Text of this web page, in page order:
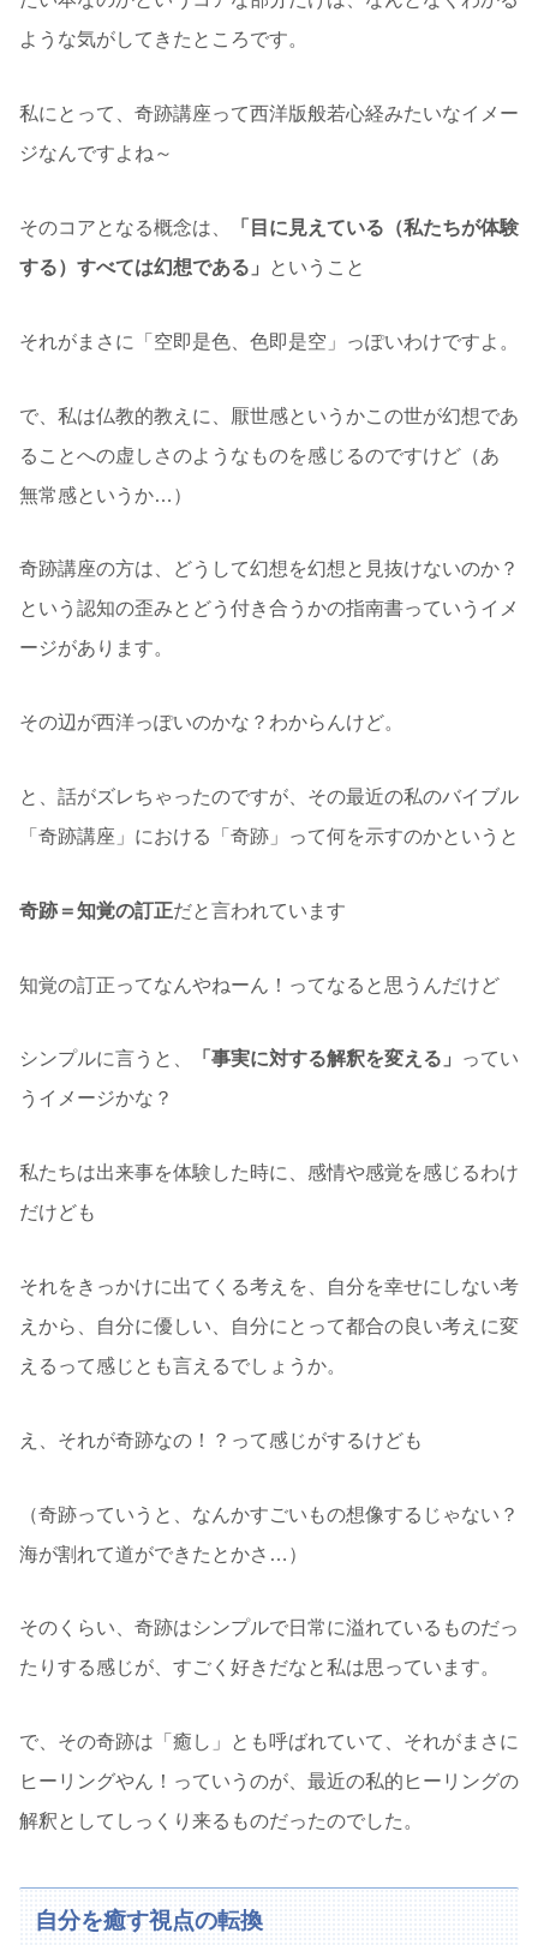
ような気がしてきたところです。
私にとって、奇跡講座って西洋版般若心経みたいなイメー
ジなんですよね～
そのコアとなる概念は、
「目に見えている（私たちが体験
する）すべては幻想である」
ということ
それがまさに「空即是色、色即是空」っぽいわけですよ。
で、私は仏教的教えに、厭世感というかこの世が幻想であ
ることへの虚しさのようなものを感じるのですけど（あゝ
無常感というか…）
奇跡講座の方は、どうして幻想を幻想と見抜けないのか？
という認知の歪みとどう付き合うかの指南書っていうイメ
ージがあります。
その辺が西洋っぽいのかな？わからんけど。
と、話がズレちゃったのですが、その最近の私のバイブル
「奇跡講座」における「奇跡」って何を示すのかというと
奇跡＝知覚の訂正だと言われています
知覚の訂正ってなんやねーん！ってなると思うんだけど
シンプルに言うと、 「事実に対する解釈を変える」
ってい
うイメージかな？
私たちは出来事を体験した時に、感情や感覚を感じるわけ
だけども
それをきっかけに出てくる考えを、自分を幸せにしない考
えから、自分に優しい、自分にとって都合の良い考えに変
えるって感じとも言えるでしょうか。
え、それが奇跡なの！？って感じがするけども
（奇跡っていうと、なんかすごいもの想像するじゃない？
海が割れて道ができたとかさ…）
そのくらい、奇跡はシンプルで日常に溢れているものだっ
たりする感じが、すごく好きだなと私は思っています。
で、その奇跡は「癒し」とも呼ばれていて、それがまさに
ヒーリングやん！っていうのが、最近の私的ヒーリングの
解釈としてしっくり来るものだったのでした。
自分を癒す視点の転換